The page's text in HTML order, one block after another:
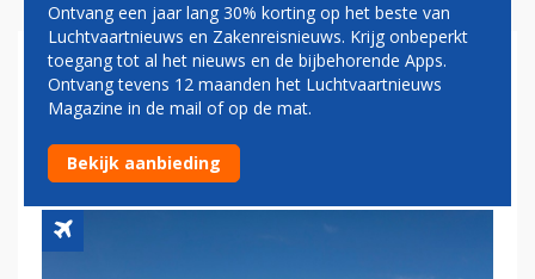
SNELLER INTERNET BIJ
ALASKA AIRLINES EN VIRGIN
AMERICA
Ontvang een jaar lang 30% korting op het beste van
Luchtvaartnieuws en Zakenreisnieuws. Krijg onbeperkt
toegang tot al het nieuws en de bijbehorende Apps.
Ontvang tevens 12 maanden het Luchtvaartnieuws
Magazine in de mail of op de mat.
Bekijk aanbieding